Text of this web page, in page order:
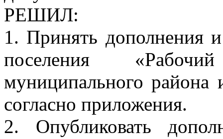
РЕШИЛ:
1. Принять дополнения
поселения
муниципального района
согласно приложения.
2. Опубликовать